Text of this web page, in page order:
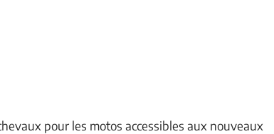
pour les motos accessibles aux nouveaux